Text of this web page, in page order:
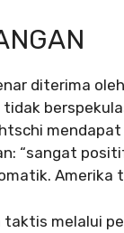
diterima
mendapat
“sangat
Amerika
melalui